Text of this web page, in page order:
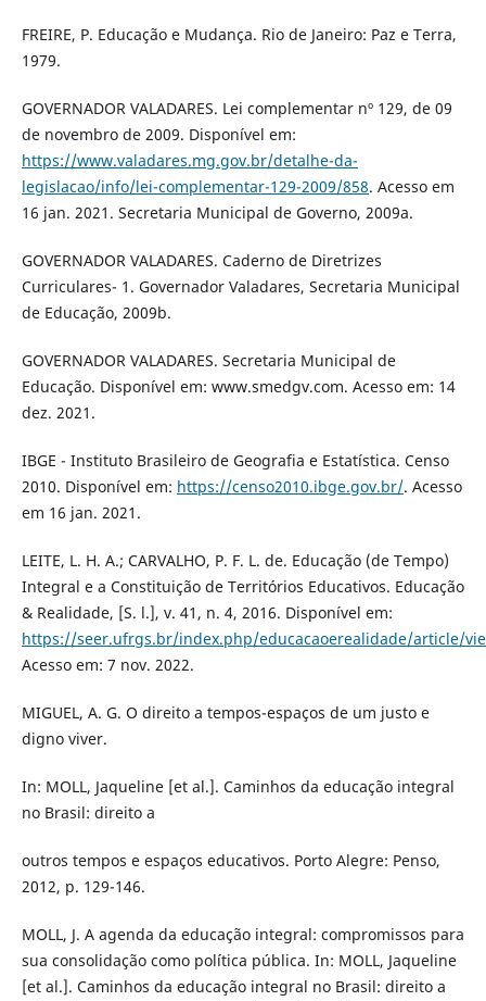
FREIRE, P. Educação e Mudança. Rio de Janeiro: Paz e Terra,
1979.
GOVERNADOR VALADARES. Lei complementar nº 129, de 09
de novembro de 2009. Disponível em:
https://www.valadares.mg.gov.br/detalhe-da-
legislacao/info/lei-complementar-129-2009/858. Acesso em
16 jan. 2021. Secretaria Municipal de Governo, 2009a.
GOVERNADOR VALADARES. Caderno de Diretrizes
Curriculares- 1. Governador Valadares, Secretaria Municipal
de Educação, 2009b.
GOVERNADOR VALADARES. Secretaria Municipal de
Educação. Disponível em: www.smedgv.com. Acesso em: 14
dez. 2021.
IBGE - Instituto Brasileiro de Geografia e Estatística. Censo
2010. Disponível em: https://censo2010.ibge.gov.br/. Acesso
em 16 jan. 2021.
LEITE, L. H. A.; CARVALHO, P. F. L. de. Educação (de Tempo)
Integral e a Constituição de Territórios Educativos. Educação
& Realidade, [S. l.], v. 41, n. 4, 2016. Disponível em:
https://seer.ufrgs.br/index.php/educacaoerealidade/article/
Acesso em: 7 nov. 2022.
MIGUEL, A. G. O direito a tempos-espaços de um justo e
digno viver.
In: MOLL, Jaqueline [et al.]. Caminhos da educação integral
no Brasil: direito a
outros tempos e espaços educativos. Porto Alegre: Penso,
2012, p. 129-146.
MOLL, J. A agenda da educação integral: compromissos para
sua consolidação como política pública. In: MOLL, Jaqueline
[et al.]. Caminhos da educação integral no Brasil: direito a